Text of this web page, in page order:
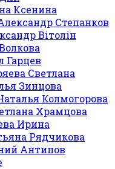
Ксенина
Степанков
Вітолін
Гарцев
Светлана
Зинцова
Колмогорова
Храмцова
Ирина
Рядчикова
Антипов